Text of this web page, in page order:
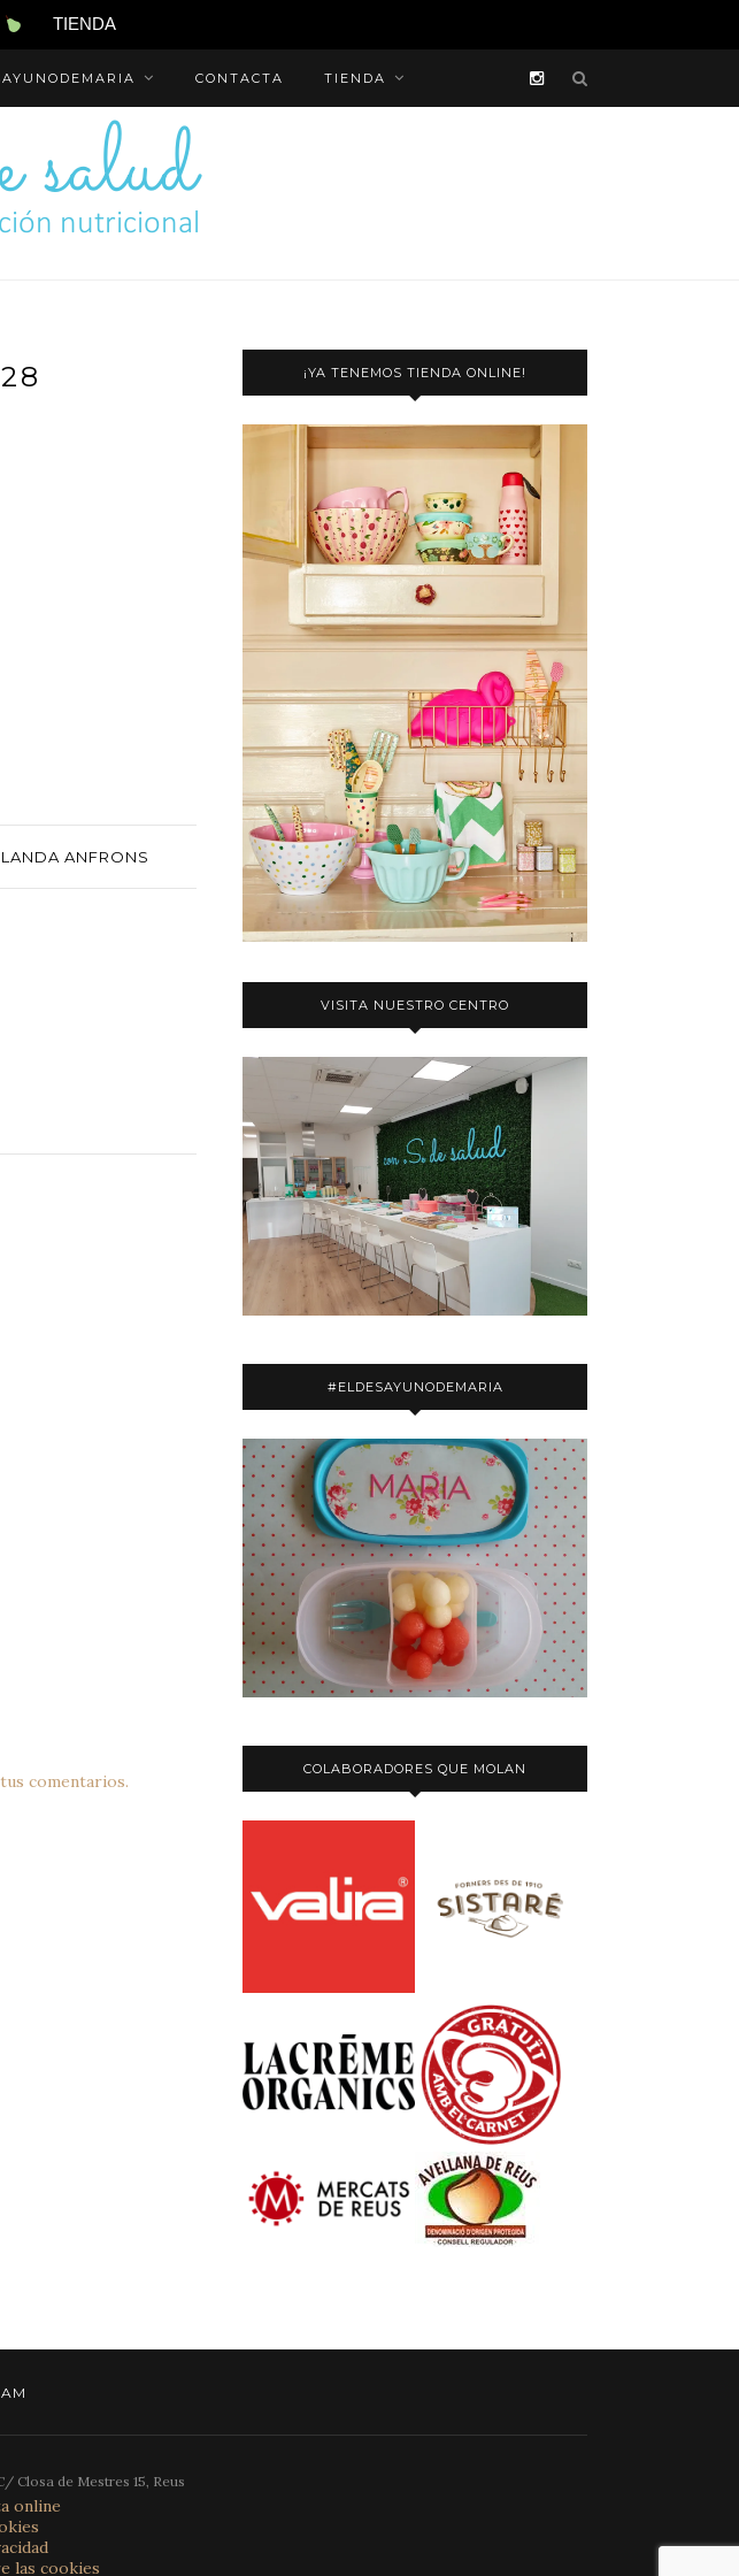
TIENDA
CONTACTA TIENDA
ANFRONS
comentarios.
¡YA TENEMOS TIENDA ONLINE!
VISITA NUESTRO CENTRO
#ELDESAYUNODEMARIA
COLABORADORES QUE MOLAN
Closa de Mestres 15, Reus
online
las cookies